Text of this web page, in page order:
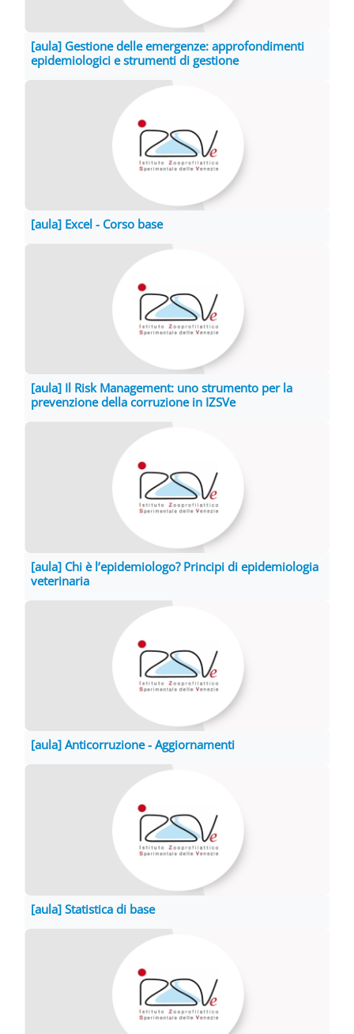
[aula] Gestione delle emergenze: approfondimenti
epidemiologici e strumenti di gestione
[aula] Excel - Corso base
[aula] Il Risk Management: uno strumento per la
prevenzione della corruzione in IZSVe
[aula] Chi è l’epidemiologo? Principi di epidemiologia
veterinaria
[aula] Anticorruzione - Aggiornamenti
[aula] Statistica di base